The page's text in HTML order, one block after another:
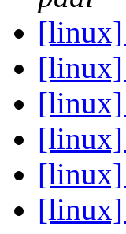
[linux]
[linux]
[linux]
[linux]
[linux]
[linux]